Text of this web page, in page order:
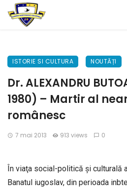
ISTORIE SI CULTURA NOUTĂȚI
Dr. ALEXANDRU
1980) – Martir al
românesc
7 mai 2013 913 views 0
În viaţa social-politică şi culturală
Banatul iugoslav, din perioada